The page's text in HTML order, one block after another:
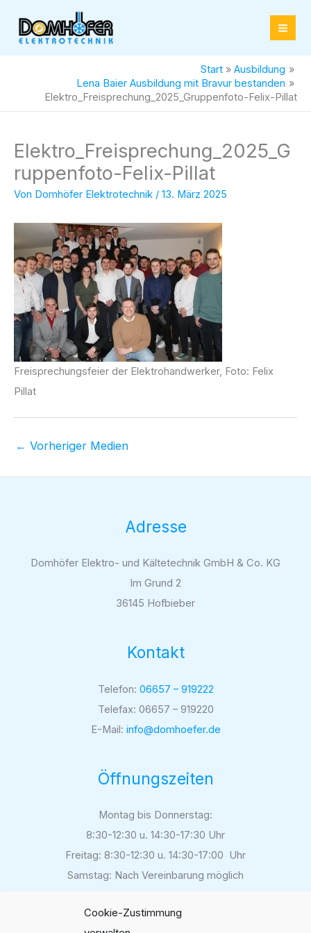
Cookie-Zustimmung
Inhalt
Start
Ausbildung
Lena Baier Ausbildung mit Bravur bestanden
Elektro_Freisprechung_2025_Gruppenfoto-Felix-Pillat
Elektro_Freisprechung_2025_G
ruppenfoto-Felix-Pillat
Von Domhöfer Elektrotechnik / 13. März 2025
Freisprechungsfeier der Elektrohandwerker, Foto: Felix
Pillat
← Vorheriger Medien
Adresse
Domhöfer Elektro- und Kältetechnik GmbH & Co. KG
Im Grund 2
36145 Hofbieber
Kontakt
Telefon: 06657 – 919222
Telefax: 06657 – 919220
E-Mail: info@domhoefer.de
Öffnungszeiten
Montag bis Donnerstag:
8:30-12:30 u. 14:30-17:30 Uhr
Freitag: 8:30-12:30 u. 14:30-17:00 Uhr
Samstag: Nach Vereinbarung möglich